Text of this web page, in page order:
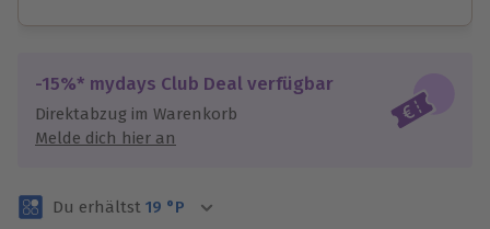
Jeder Gutschein für alle Erlebnisse einlösbar.
Maximale Sicherheit
3 Jahre gültig & verlängerbar.
-15%* mydays Club Deal verfügbar
Direktabzug im Warenkorb
Melde dich hier an
Du erhältst 19 °P